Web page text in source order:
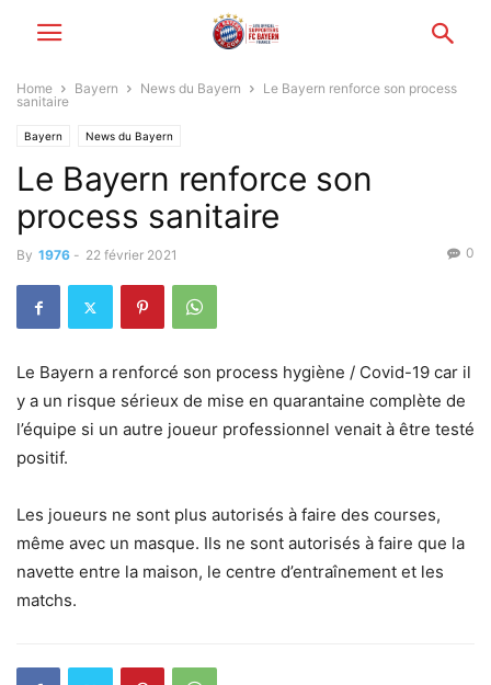
Home Bayern News du Bayern
Le Bayern renforce son process
sanitaire
Bayern News du Bayern
Le Bayern renforce son
process sanitaire
By 1976 - 22 février 2021 0
Le Bayern a renforcé son process hygiène / Covid-19 car il
y a un risque sérieux de mise en quarantaine complète de
l’équipe si un autre joueur professionnel venait à être testé
positif.
Les joueurs ne sont plus autorisés à faire des courses,
même avec un masque. Ils ne sont autorisés à faire que la
navette entre la maison, le centre d’entraînement et les
matchs.